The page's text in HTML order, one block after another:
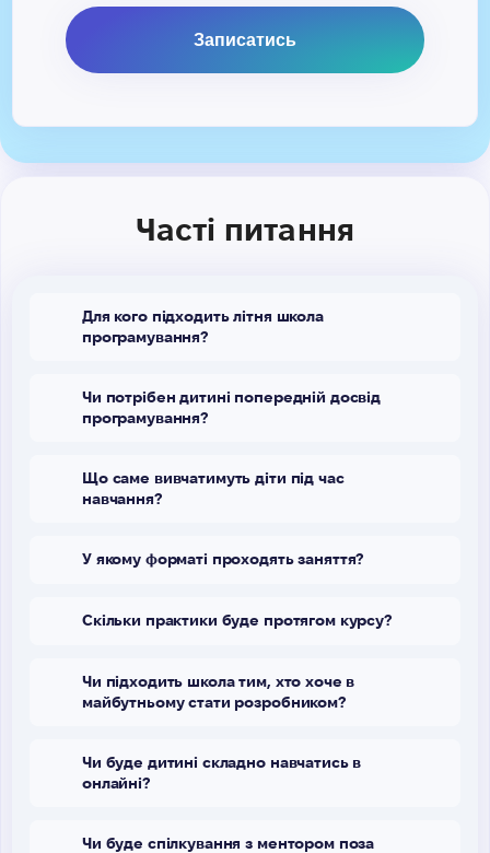
Часті питання
Для кого підходить літня школа
програмування?
Чи потрібен дитині попередній досвід
програмування?
Що саме вивчатимуть діти під час
навчання?
У якому форматі проходять заняття?
Скільки практики буде протягом курсу?
Чи підходить школа тим, хто хоче в
майбутньому стати розробником?
Чи буде дитині складно навчатись в
онлайні?
Чи буде спілкування з ментором поза